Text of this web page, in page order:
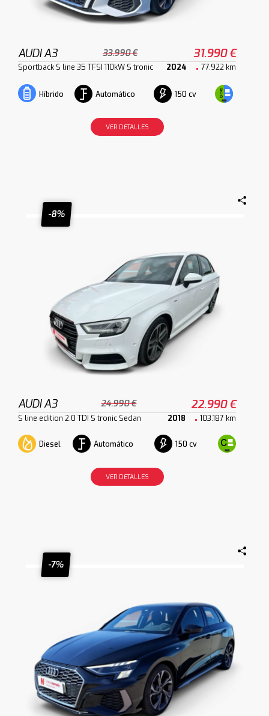
AUDI A3 33.990 € 31.990 €
Sportback S line 35 TFSI 110kW S tronic 2024 77.922 km
Híbrido Automático 150 cv
VER DETALLES
-8%
AUDI A3 24.990 € 22.990 €
S line edition 2.0 TDI S tronic Sedan 2018 103.187 km
Diesel Automático 150 cv
VER DETALLES
-7%